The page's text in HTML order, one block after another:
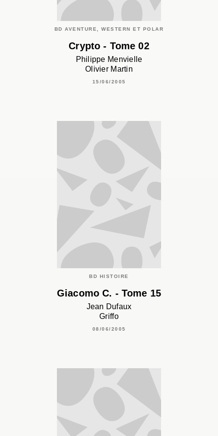
BD AVENTURE, WESTERN ET POLAR
Crypto - Tome 02
Philippe Menvielle
Olivier Martin
15/06/2005
BD HISTOIRE
Giacomo C. - Tome 15
Jean Dufaux
Griffo
08/06/2005